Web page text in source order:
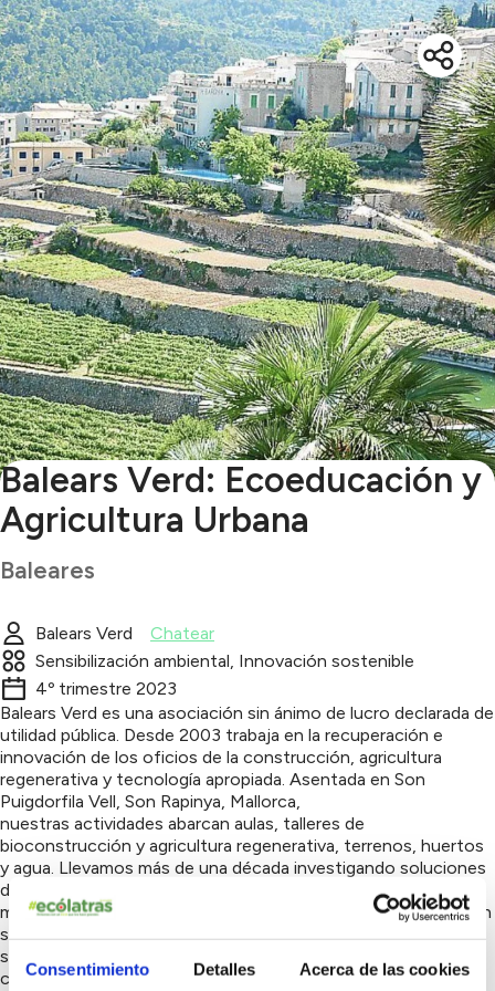
Consentimiento Detalles Acerca de las cookies
Balears Verd: Ecoeducación y
Agricultura Urbana
Baleares
Balears Verd
Chatear
Sensibilización ambiental, Innovación sostenible
4º trimestre 2023
Balears Verd es una asociación sin ánimo de lucro declarada de
utilidad pública. Desde 2003 trabaja en la recuperación e
innovación de los oficios de la construcción, agricultura
regenerativa y tecnología apropiada. Asentada en Son
Puigdorfila Vell, Son Rapinya, Mallorca,
nuestras actividades abarcan aulas, talleres de
bioconstrucción y agricultura regenerativa, terrenos, huertos
y agua. Llevamos más de una década investigando soluciones
de tecnología apropiada, de sencilla implementación, y uso de
materiales y recursos locales en los sectores de construcción
sostenible, agua, biomasa, energía y agroecología. Identifica
soluciones y procedimientos adaptados a nuestro rango
climático y ofrece experiencia contrastada en formación y